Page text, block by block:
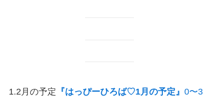
1.2月の予定 『はっぴーひろば♡1月の予定』 0〜3